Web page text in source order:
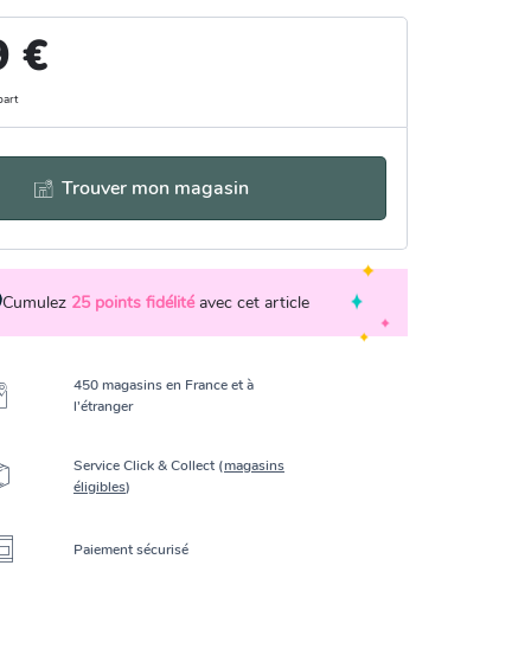
€
Trouver mon magasin
Cumulez 25 points fidélité avec cet article
450 magasins en France et à
l’étranger
Service Click & Collect (magasins
éligibles)
Paiement sécurisé